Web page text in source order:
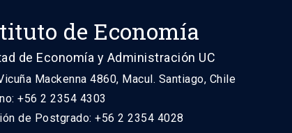
de Economía
de Economía y Administración UC
Mackenna 4860, Macul. Santiago, Chile
+56 2 2354 4303
de Postgrado: +56 2 2354 4028